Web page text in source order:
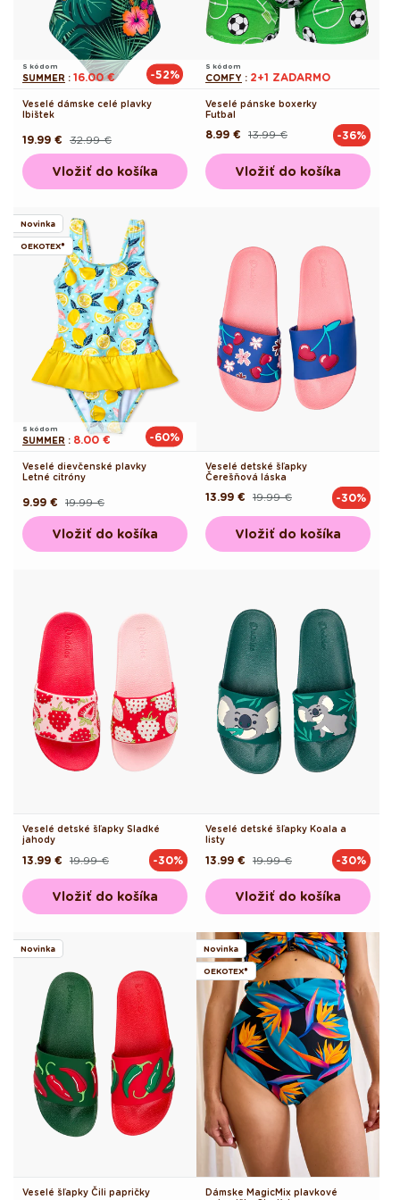
S kódom
SUMMER : 16.00 € -52%
Veselé dámske celé plavky
Ibištek
Pôvodná
cena
32.99 €
Akciová
cena
19.99 €
Vložiť do košíka
S kódom
COMFY : 2+1 ZADARMO
Veselé pánske boxerky
Futbal
Pôvodná13.99 €
Akciová
8.99 € -36%
Vložiť do košíka
Novinka
OEKOTEX®
S kódom
SUMMER : 8.00 € -60%
Veselé dievčenské plavky
Letné citróny
Pôvodná
cena
19.99 €
Akciová
cena
9.99 €
Vložiť do košíka
Veselé detské šľapky
Čerešňová láska
Pôvodná19.99 €
Akciová
13.99 € -30%
Vložiť do košíka
Veselé detské šľapky Sladké
jahody
Pôvodná19.99 €
Akciová
13.99 € -30%
Vložiť do košíka
Veselé detské šľapky Koala a
listy
Pôvodná19.99 €
Akciová
13.99 € -30%
Vložiť do košíka
Novinka
Veselé šľapky Čili papričky
Novinka
OEKOTEX®
Dámske MagicMix plavkové